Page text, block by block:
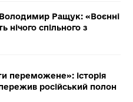
Ращук: «Воєнні
спільного з
переможене»: історія
російський полон